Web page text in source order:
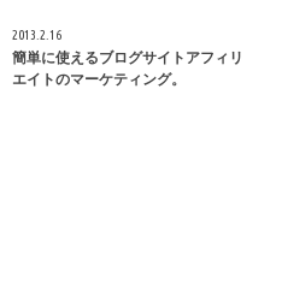
2013.2.16
簡単に使えるブログサイトアフィリ
エイトのマーケティング。